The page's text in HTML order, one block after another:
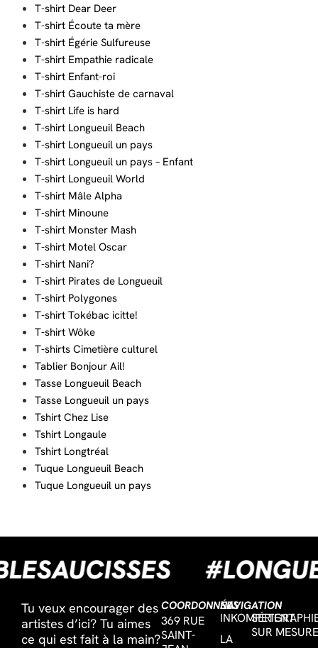
T-shirt Dear Deer
T-shirt Écoute ta mère
T-shirt Égérie Sulfureuse
T-shirt Empathie radicale
T-shirt Enfant-roi
T-shirt Gauchiste de carnaval
T-shirt Life is hard
T-shirt Longueuil Beach
T-shirt Longueuil un pays
T-shirt Longueuil un pays – Enfant
T-shirt Longueuil World
T-shirt Mâle Alpha
T-shirt Minoune
T-shirt Monster Mash
T-shirt Motel Oscar
T-shirt Nani?
T-shirt Pirates de Longueuil
T-shirt Polygones
T-shirt Tokébac icitte!
T-shirt Wôke
T-shirts Cimetière culturel
Tablier Bonjour Ail!
Tasse Longueuil Beach
Tasse Longueuil un pays
Tshirt Chez Lise
Tshirt Longaule
Tshirt Longtréal
Tuque Longueuil Beach
Tuque Longueuil un pays
Tu veux encourager des
artistes d’ici? Tu aimes
ce qui est fait à la main?
COORDONNÉES
369 RUE
SAINT-
NAVIGATION
INKOMPETENT
LA
SUR